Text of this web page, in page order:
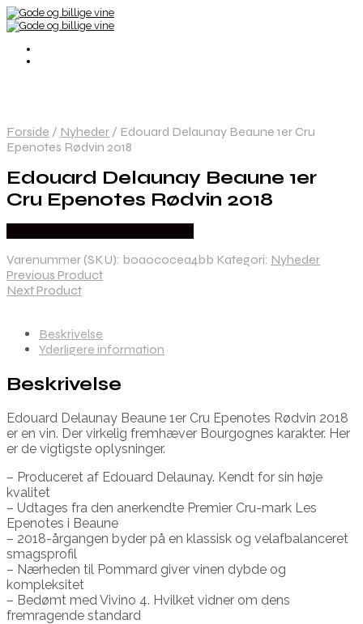
Forside / Nyheder / Edouard Delaunay Beaune 1er Cru
Epenotes Rødvin 2018
Edouard Delaunay Beaune 1er
Cru Epenotes Rødvin 2018
Varenummer (SKU): b0a0c0cea4bb Kategori: Nyheder
Previous Product
Next Product
Beskrivelse
Yderligere information
Beskrivelse
Edouard Delaunay Beaune 1er Cru Epenotes Rødvin 2018
er en vin. Der virkelig fremhæver Bourgognes karakter. Her
er de vigtigste oplysninger.
– Produceret af Edouard Delaunay. Kendt for sin høje
kvalitet
– Udtages fra den anerkendte Premier Cru-mark Les
Epenotes i Beaune
– 2018-årgangen byder på en klassisk og velafbalanceret
smagsprofil
– Nærheden til Pommard giver vinen dybde og
kompleksitet
– Bedømt med Vivino 4. Hvilket vidner om dens
fremragende standard